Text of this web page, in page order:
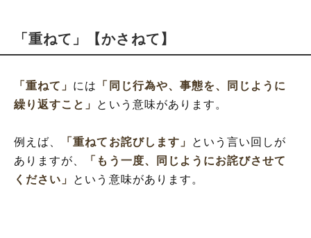
「重ねて」【かさねて】
「重ねて」 には
「同じ行為や、事態を、同じように
繰り返すこと」 という意味があります。
例えば、 「重ねてお詫びします」
という言い回しが
ありますが、
「もう一度、同じようにお詫びさせて
ください」 という意味があります。